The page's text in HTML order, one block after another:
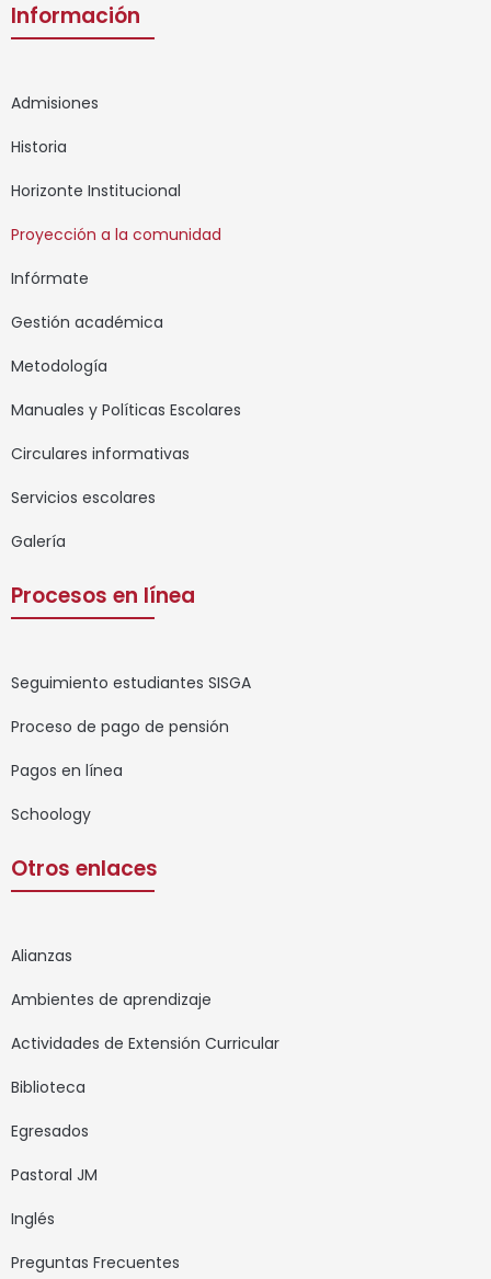
Información
Admisiones
Historia
Horizonte Institucional
Proyección a la comunidad
Infórmate
Gestión académica
Metodología
Manuales y Políticas Escolares
Circulares informativas
Servicios escolares
Galería
Procesos en línea
Seguimiento estudiantes SISGA
Proceso de pago de pensión
Pagos en línea
Schoology
Otros enlaces
Alianzas
Ambientes de aprendizaje
Actividades de Extensión Curricular
Biblioteca
Egresados
Pastoral JM
Inglés
Preguntas Frecuentes